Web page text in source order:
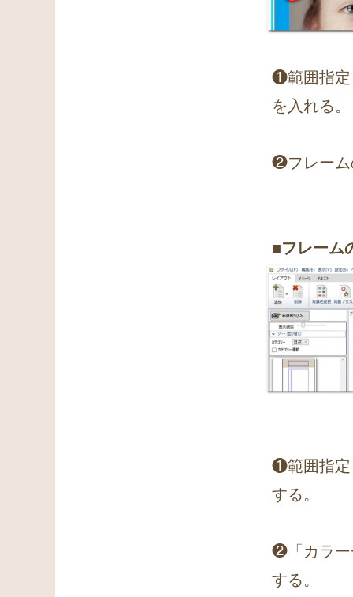
❶範囲指定
を入れる。
❷フレーム
■フレーム
❶範囲指定
する。
❷「カラー
する。